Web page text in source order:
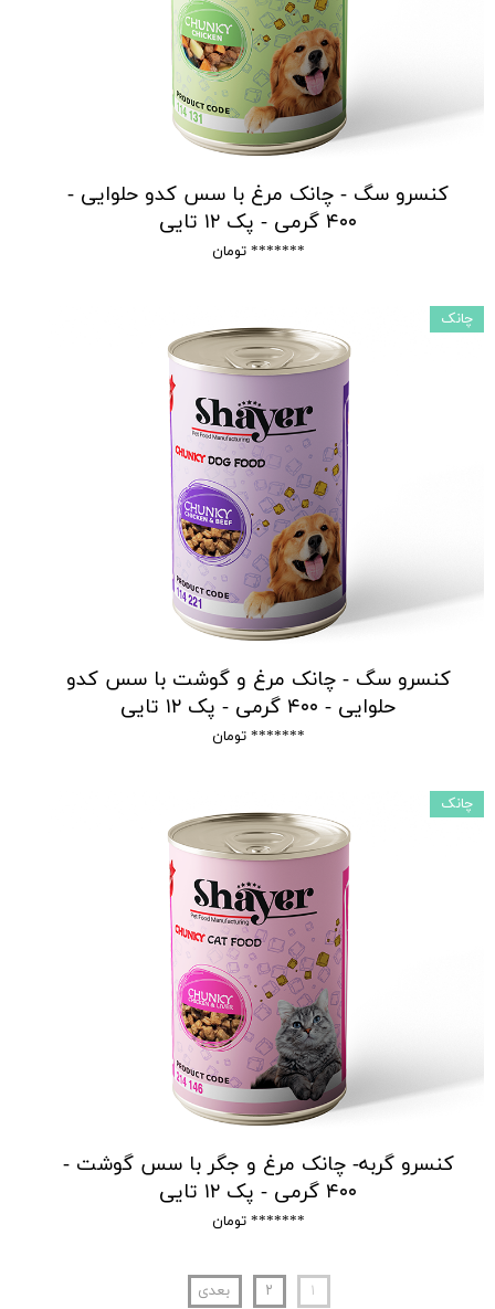
کنسرو سگ - چانک مرغ با سس کدو حلوایی -
۴۰۰ گرمی - پک ۱۲ تایی
******* تومان
کنسرو سگ - چانک مرغ و گوشت با سس کدو
حلوایی - ۴۰۰ گرمی - پک ۱۲ تایی
******* تومان
چانک
کنسرو گربه- چانک مرغ و جگر با سس گوشت -
۴۰۰ گرمی - پک ۱۲ تایی
******* تومان
چانک
۱ ۲ بعدی